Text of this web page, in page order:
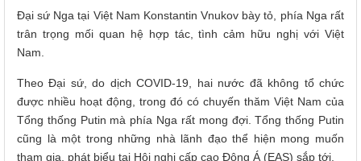
Đại sứ Nga tại Việt Nam Konstantin Vnukov bày tỏ, phía Nga rất
trân trọng mối quan hệ hợp tác, tình cảm hữu nghị với Việt
Nam.
Theo Đại sứ, do dịch COVID-19, hai nước đã không tổ chức
được nhiều hoạt động, trong đó có chuyến thăm Việt Nam của
Tổng thống Putin mà phía Nga rất mong đợi. Tổng thống Putin
cũng là một trong những nhà lãnh đạo thể hiện mong muốn
tham gia, phát biểu tại Hội nghị cấp cao Đông Á (EAS) sắp tới.